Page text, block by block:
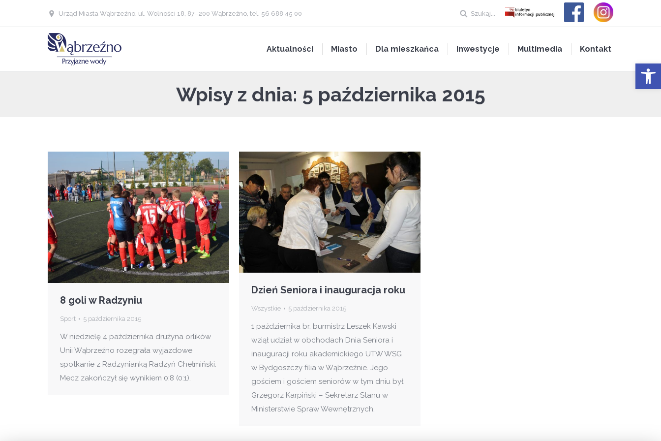
Urząd Miasta Wąbrzeźno, ul. Wolności 18, 87–200 Wąbrzeźno, tel. 56 688 45 00 Szukaj...
Aktualności Miasto Dla mieszkańca Inwestycje Multimedia Kontakt
Wpisy z dnia: 5 października 2015
8 goli w Radzyniu
Sport 5 października 2015
W niedzielę 4 października drużyna orlików
Unii Wąbrzeźno rozegrała wyjazdowe
spotkanie z Radzynianką Radzyń Chełmiński.
Mecz zakończył się wynikiem 0:8 (0:1).
Dzień Seniora i inauguracja roku
Wszystkie 5 października 2015
1 października br. burmistrz Leszek Kawski
wziął udział w obchodach Dnia Seniora i
inauguracji roku akademickiego UTW WSG
w Bydgoszczy filia w Wąbrzeźnie. Jego
gościem i gościem seniorów w tym dniu był
Grzegorz Karpiński – Sekretarz Stanu w
Ministerstwie Spraw Wewnętrznych.